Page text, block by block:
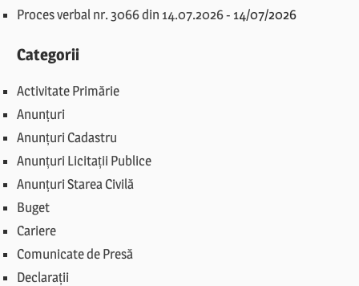
Proces verbal nr. 3066 din 14.07.2026- 14/07/2026
Categorii
Activitate Primărie
Anunțuri
Anunțuri Cadastru
Anunțuri Licitații Publice
Anunțuri Starea Civilă
Buget
Cariere
Comunicate de Presă
Declarații